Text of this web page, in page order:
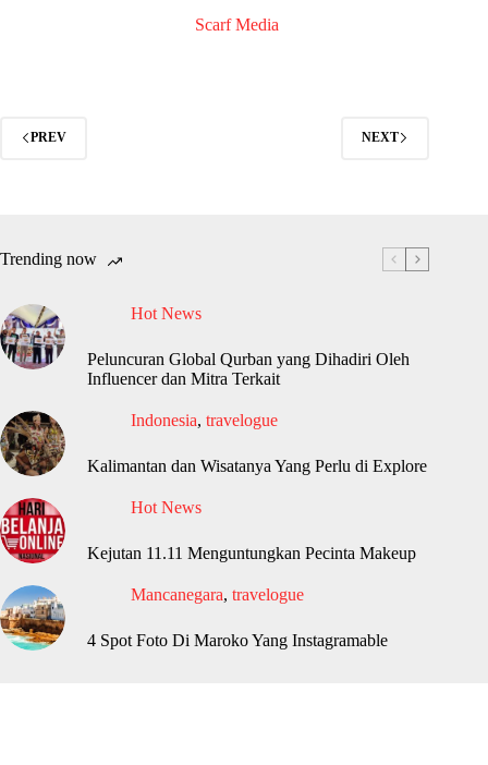
Scarf Media
PREV NEXT
Trending now
Hot News
Peluncuran Global Qurban yang Dihadiri Oleh
Influencer dan Mitra Terkait
Indonesia, travelogue
Kalimantan dan Wisatanya Yang Perlu di Explore
Hot News
Kejutan 11.11 Menguntungkan Pecinta Makeup
Mancanegara, travelogue
4 Spot Foto Di Maroko Yang Instagramable